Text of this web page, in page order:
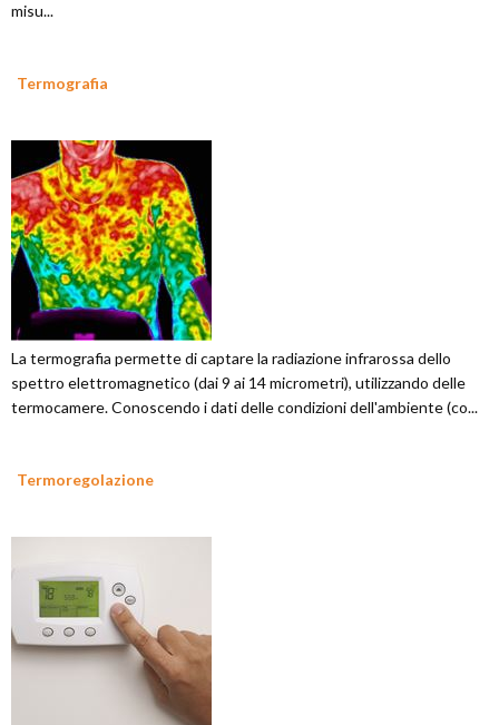
misu...
Termografia
La termografia permette di captare la radiazione infrarossa dello
spettro elettromagnetico (dai 9 ai 14 micrometri), utilizzando delle
termocamere. Conoscendo i dati delle condizioni dell'ambiente (co...
Termoregolazione